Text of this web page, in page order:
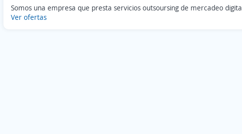
Somos una empresa que presta servicios outsoursing de mercadeo digita
Ver ofertas